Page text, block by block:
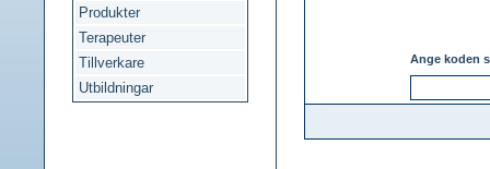
Produkter
Terapeuter
Tillverkare
Utbildningar
Ange koden